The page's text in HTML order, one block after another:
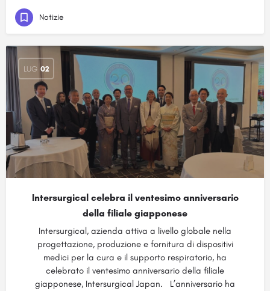
Notizie
LUG 02
Intersurgical celebra il ventesimo anniversario
della filiale giapponese
Intersurgical, azienda attiva a livello globale nella
progettazione, produzione e fornitura di dispositivi
medici per la cura e il supporto respiratorio, ha
celebrato il ventesimo anniversario della filiale
giapponese, Intersurgical Japan. L’anniversario ha